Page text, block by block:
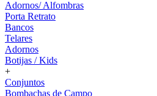
Adornos/ Alfombras
Porta Retrato
Bancos
Telares
Adornos
Botijas / Kids
+
Conjuntos
Bombachas de Campo